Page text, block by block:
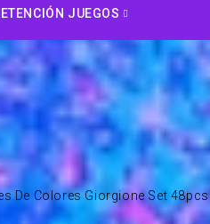
JUEGOS
De Colores Giorgione Set 48pcs